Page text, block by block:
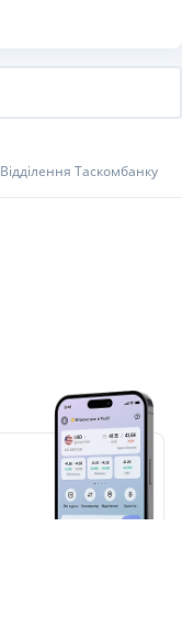
Відділення Таскомбанку